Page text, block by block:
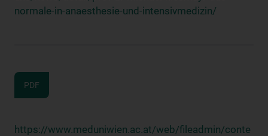
normale-in-anaesthesie-und-intensivmedizin/
PDF
https://www.meduniwien.ac.at/web/fileadmin/conte